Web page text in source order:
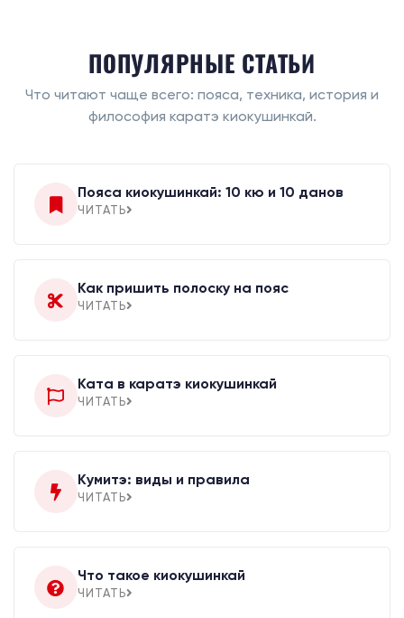
ПОПУЛЯРНЫЕ СТАТЬИ
Что читают чаще всего: пояса, техника, история и
философия каратэ киокушинкай.
Пояса киокушинкай: 10 кю и 10 данов
ЧИТАТЬ
Как пришить полоску на пояс
ЧИТАТЬ
Ката в каратэ киокушинкай
ЧИТАТЬ
Кумитэ: виды и правила
ЧИТАТЬ
Что такое киокушинкай
ЧИТАТЬ